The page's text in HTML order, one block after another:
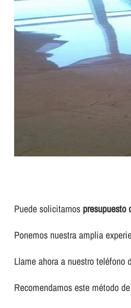
Puede solicitarnos presupuesto
Ponemos nuestra amplia
Llame ahora a nuestro
Recomendamos este método